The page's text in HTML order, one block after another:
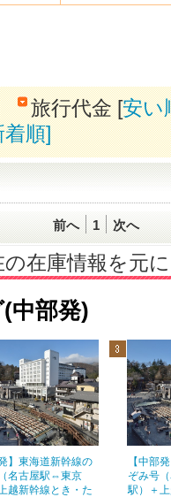
旅行代金 [安い
着順]
前へ 1 次へ
在庫情報を元
中部発)
】東海道新幹線の
名古屋駅⇔東京
越新幹線とき・た
【中部
ぞみ号
駅）＋